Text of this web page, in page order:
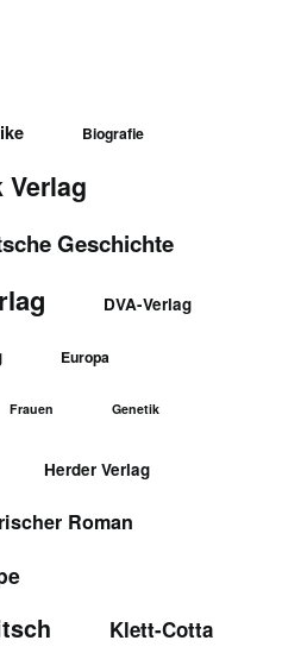
Biografie
Verlag
Geschichte
DVA-Verlag
Europa
Frauen Genetik
Herder Verlag
Roman
Klett-Cotta